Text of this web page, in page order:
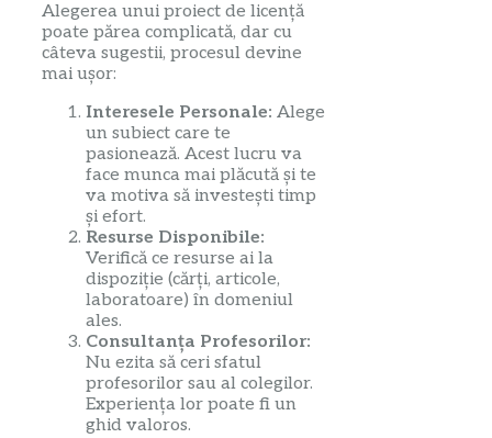
Alegerea unui proiect de licență
poate părea complicată, dar cu
câteva sugestii, procesul devine
mai ușor:
Interesele Personale: Alege
un subiect care te
pasionează. Acest lucru va
face munca mai plăcută și te
va motiva să investești timp
și efort.
Resurse Disponibile:
Verifică ce resurse ai la
dispoziție (cărți, articole,
laboratoare) în domeniul
ales.
Consultanța Profesorilor:
Nu ezita să ceri sfatul
profesorilor sau al colegilor.
Experiența lor poate fi un
ghid valoros.